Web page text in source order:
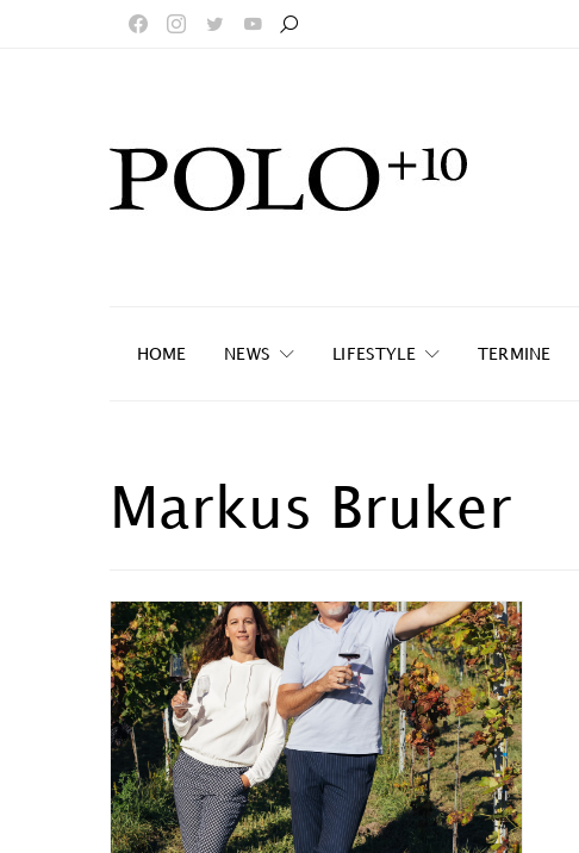
HOME NEWS LIFESTYLE TERMINE
Markus Bruker